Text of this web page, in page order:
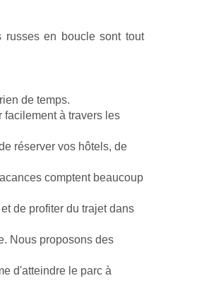
russes en boucle sont tout
de temps.
facilement à travers les
réserver vos hôtels, de
comptent beaucoup
de profiter du trajet dans
Nous proposons des
d'atteindre le parc à